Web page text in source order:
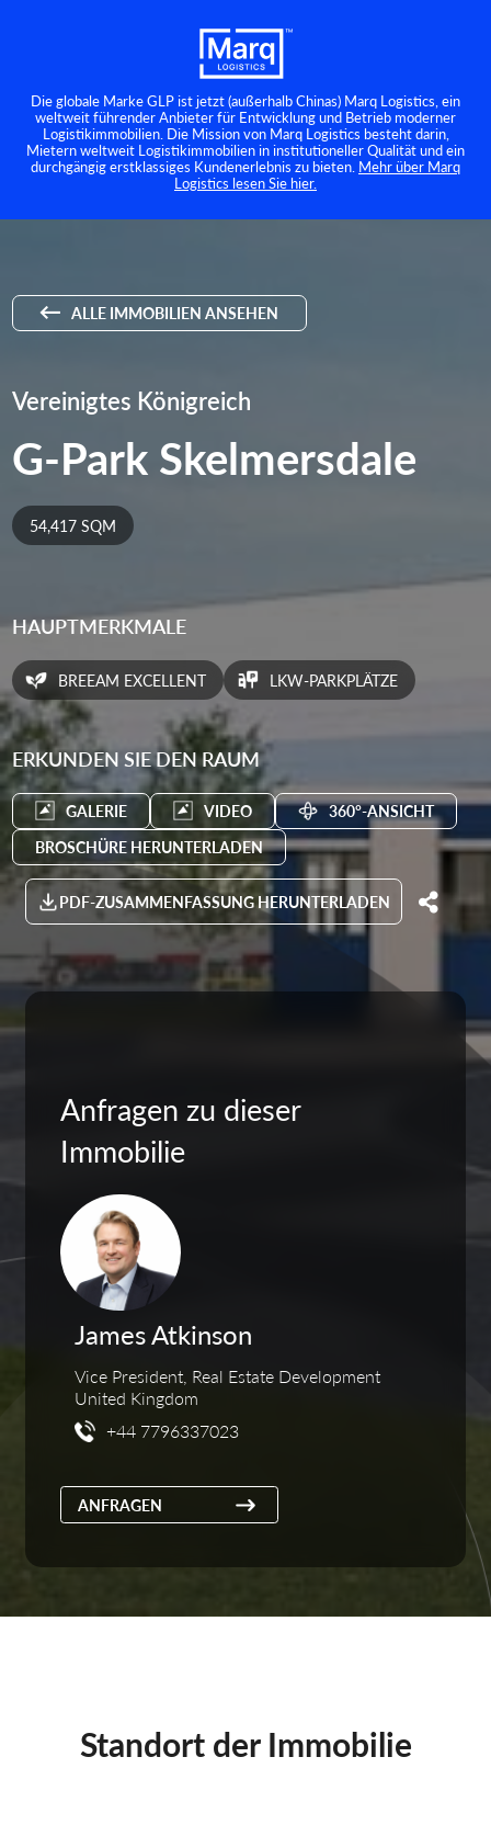
Die globale Marke GLP ist jetzt (außerhalb Chinas) Marq Logistics, ein
weltweit führender Anbieter für Entwicklung und Betrieb moderner
Logistikimmobilien. Die Mission von Marq Logistics besteht darin,
Mietern weltweit Logistikimmobilien in institutioneller Qualität und ein
durchgängig erstklassiges Kundenerlebnis zu bieten. Mehr über Marq
Logistics lesen Sie hier.
ALLE IMMOBILIEN ANSEHEN
Vereinigtes Königreich
G-Park Skelmersdale
54,417 SQM
HAUPTMERKMALE
BREEAM EXCELLENT LKW-PARKPLÄTZE
ERKUNDEN SIE DEN RAUM
GALERIE VIDEO
360°-ANSICHT
BROSCHÜRE HERUNTERLADEN
PDF-ZUSAMMENFASSUNG HERUNTERLADEN
Anfragen zu dieser
Immobilie
James Atkinson
Vice President, Real Estate Development
United Kingdom
+44 7796337023
ANFRAGEN
Standort der Immobilie